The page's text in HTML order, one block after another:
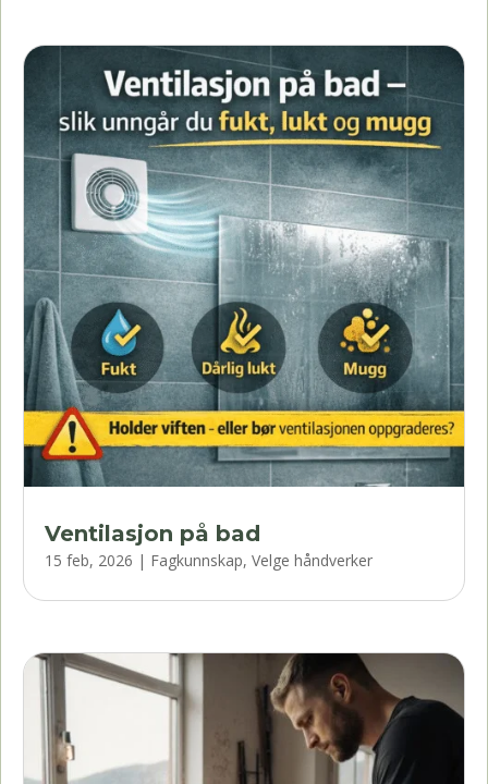
Ventilasjon på bad
15 feb, 2026 | Fagkunnskap, Velge håndverker